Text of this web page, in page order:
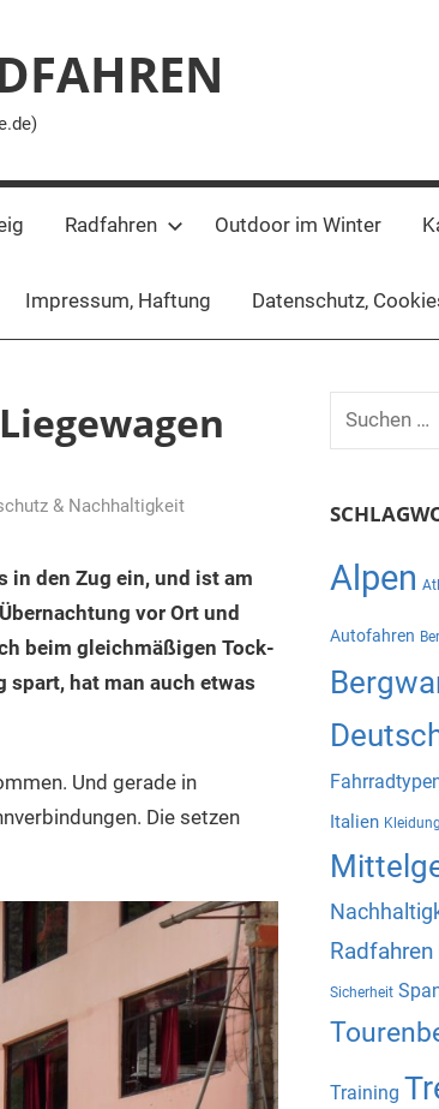
Radfahren Outdoor im Winter
Impressum, Haftung Datenschutz,
& Nachhaltigkeit
in den Zug ein, und ist am
vor Ort und
beim gleichmäßigen Tock-
spart, hat man auch etwas
Und gerade in
Die setzen
Suchen
Alpen
Autofahren
Italien Kleidung
Radfahren
Sicherheit
Training